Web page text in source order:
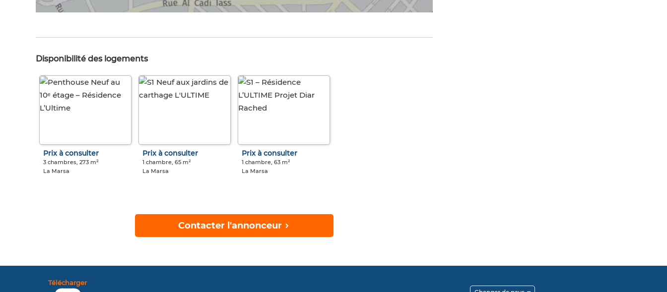
Disponibilité des logements
Prix à consulter
3 chambres, 273 m²
La Marsa
Prix à consulter
1 chambre, 65 m²
La Marsa
Prix à consulter
1 chambre, 63 m²
La Marsa
Contacter l'annonceur
Télécharger